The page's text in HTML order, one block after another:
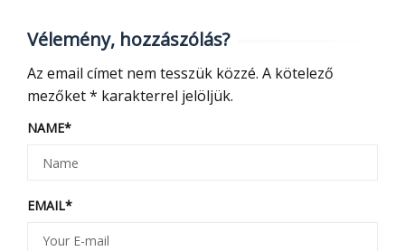
Vélemény, hozzászólás?
Az email címet nem tesszük közzé. A kötelező
mezőket* karakterrel jelöljük.
NAME*
EMAIL*